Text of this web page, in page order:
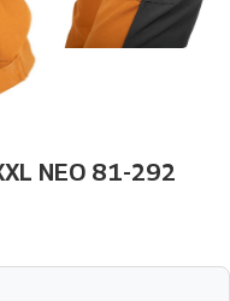
NEO 81-292